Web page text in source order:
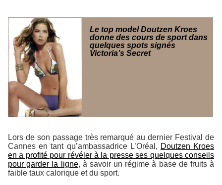
Le top model Doutzen Kroes
donne des cours de sport dans
quelques spots signés
Victoria’s Secret
Lors de son passage très remarqué au dernier Festival de
Cannes en tant qu’ambassadrice L’Oréal, Doutzen Kroes
en a profité pour révéler à la presse ses quelques conseils
pour garder la ligne, à savoir un régime à base de fruits à
faible taux calorique et du sport.